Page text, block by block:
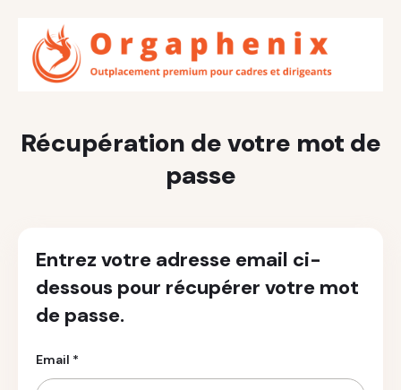
Récupération de votre mot de
passe
Entrez votre adresse email ci-
dessous pour récupérer votre mot
de passe.
Email *